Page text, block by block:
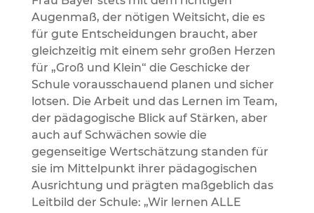
Augenmaß, der nötigen Weitsicht, die es
für gute Entscheidungen braucht, aber
gleichzeitig mit einem sehr großen Herzen
für „Groß und Klein“ die Geschicke der
Schule vorausschauend planen und sicher
lotsen. Die Arbeit und das Lernen im Team,
der pädagogische Blick auf Stärken, aber
auch auf Schwächen sowie die
gegenseitige Wertschätzung standen für
sie im Mittelpunkt ihrer pädagogischen
Ausrichtung und prägten maßgeblich das
Leitbild der Schule: „Wir lernen ALLE